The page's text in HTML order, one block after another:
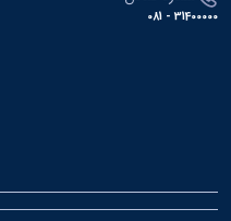
31400000 - 081